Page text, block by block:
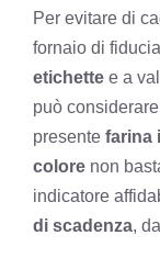
Per evitare di
fornaio di
etichette e a
può
presente farina
colore non
indicatore
di scadenza,